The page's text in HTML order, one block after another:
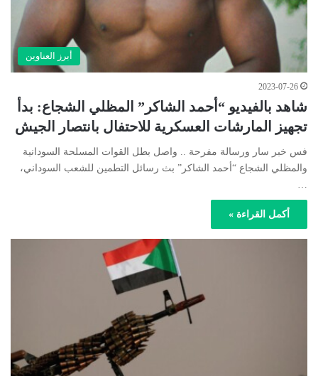
أبرز العناوين
2023-07-26
شاهد بالفيديو “أحمد الشاكر” المظلي الشجاع: بدأ
تجهيز المارشات العسكرية للاحتفال بانتصار الجيش
فس خبر سار ورسالة مفرحة .. واصل بطل القوات المسلحة السودانية
والمظلي الشجاع “أحمد الشاكر” بث رسائل التطمين للشعب السوداني،
أكمل القراءة »